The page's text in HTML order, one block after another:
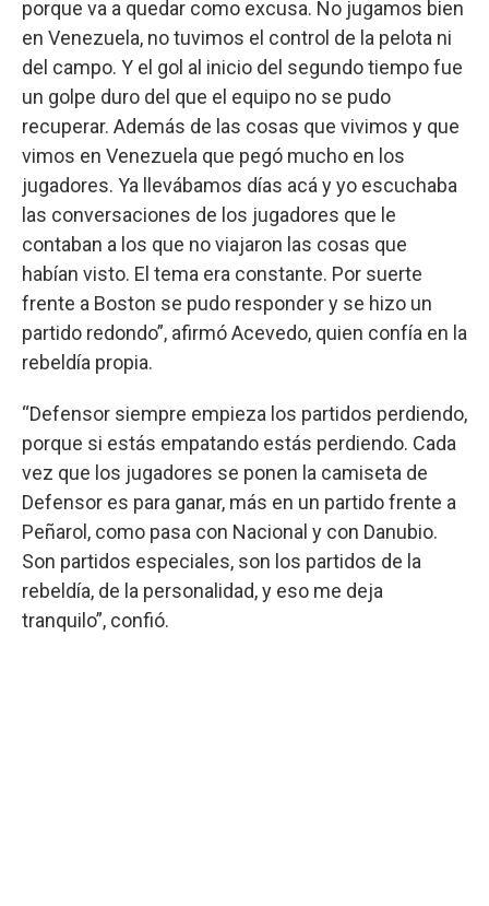
porque va a quedar como excusa. No jugamos bien
en Venezuela, no tuvimos el control de la pelota ni
del campo. Y el gol al inicio del segundo tiempo fue
un golpe duro del que el equipo no se pudo
recuperar. Además de las cosas que vivimos y que
vimos en Venezuela que pegó mucho en los
jugadores. Ya llevábamos días acá y yo escuchaba
las conversaciones de los jugadores que le
contaban a los que no viajaron las cosas que
habían visto. El tema era constante. Por suerte
frente a Boston se pudo responder y se hizo un
partido redondo”, afirmó Acevedo, quien confía en la
rebeldía propia.
“Defensor siempre empieza los partidos perdiendo,
porque si estás empatando estás perdiendo. Cada
vez que los jugadores se ponen la camiseta de
Defensor es para ganar, más en un partido frente a
Peñarol, como pasa con Nacional y con Danubio.
Son partidos especiales, son los partidos de la
rebeldía, de la personalidad, y eso me deja
tranquilo”, confió.